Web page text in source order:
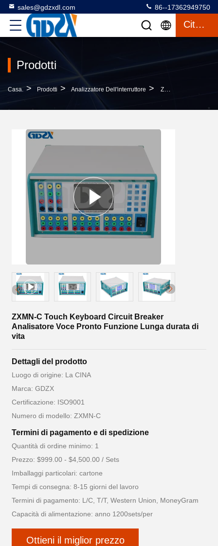
sales@gdzxdl.com 86--17362949750
Citazione
Prodotti
Casa. > Prodotti > Analizzatore Dell'interruttore > ZXMN-C Touch Keyboard Circuit Breaker Analisatore Voce Pronto Funzione Lunga Durata Di Vita
ZXMN-C Touch Keyboard Circuit Breaker
Analisatore Voce Pronto Funzione Lunga durata di
vita
Dettagli del prodotto
Luogo di origine: La CINA
Marca: GDZX
Certificazione: ISO9001
Numero di modello: ZXMN-C
Termini di pagamento e di spedizione
Quantità di ordine minimo: 1
Prezzo: $999.00 - $4,500.00 / Sets
Imballaggi particolari: cartone
Tempi di consegna: 8-15 giorni del lavoro
Termini di pagamento: L/C, T/T, Western Union, MoneyGram
Capacità di alimentazione: anno 1200sets/per
Ottieni il miglior prezzo